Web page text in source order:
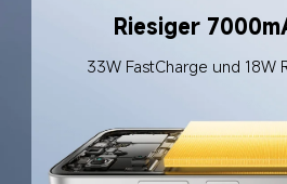
Riesiger
33W FastCharge und 18W